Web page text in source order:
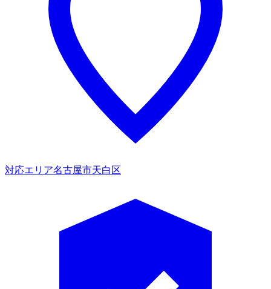
対応エリア名古屋市天白区